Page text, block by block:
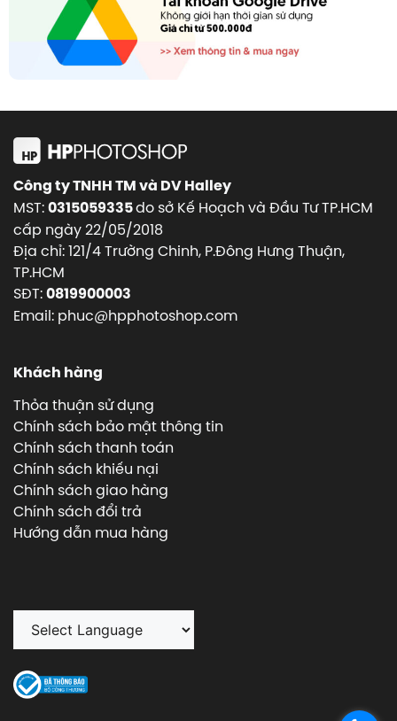
Công ty TNHH TM và DV Halley
MST:0315059335do sở Kế Hoạch và Đầu Tư TP.HCM
cấp ngày 22/05/2018
Địa chỉ: 121/4 Trường Chinh, P.Đông Hưng Thuận,
TP.HCM
SĐT:0819900003
Email: phuc@hpphotoshop.com
Khách hàng
Thỏa thuận sử dụng
Chính sách bảo mật thông tin
Chính sách thanh toán
Chính sách khiếu nại
Chính sách giao hàng
Chính sách đổi trả
Hướng dẫn mua hàng